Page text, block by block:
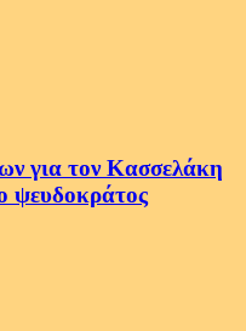
για τον Κασσελάκη
ψευδοκράτος